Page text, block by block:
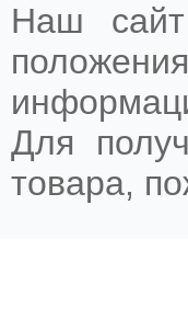
Наш сайт
Для
товара,